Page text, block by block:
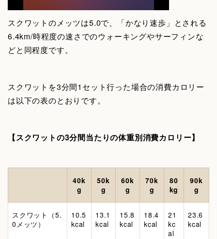
スクワットのメッツは5.0で、「かなり速歩」とされる
6.4km/時程度の速さでのウォーキングやサーフィンな
どと同程度です。
スクワットを3分間1セット行った場合の消費カロリー
は以下の表のとおりです。
【スクワットの3分間当たりの体重別消費カロリー】
40k
g
50k
g
60k
g
70k
g
80
kg
90k
g
スクワット（5.
0メッツ）
10.5
kcal
13.1
kcal
15.8
kcal
18.4
kcal
21
kc
al
23.6
kcal